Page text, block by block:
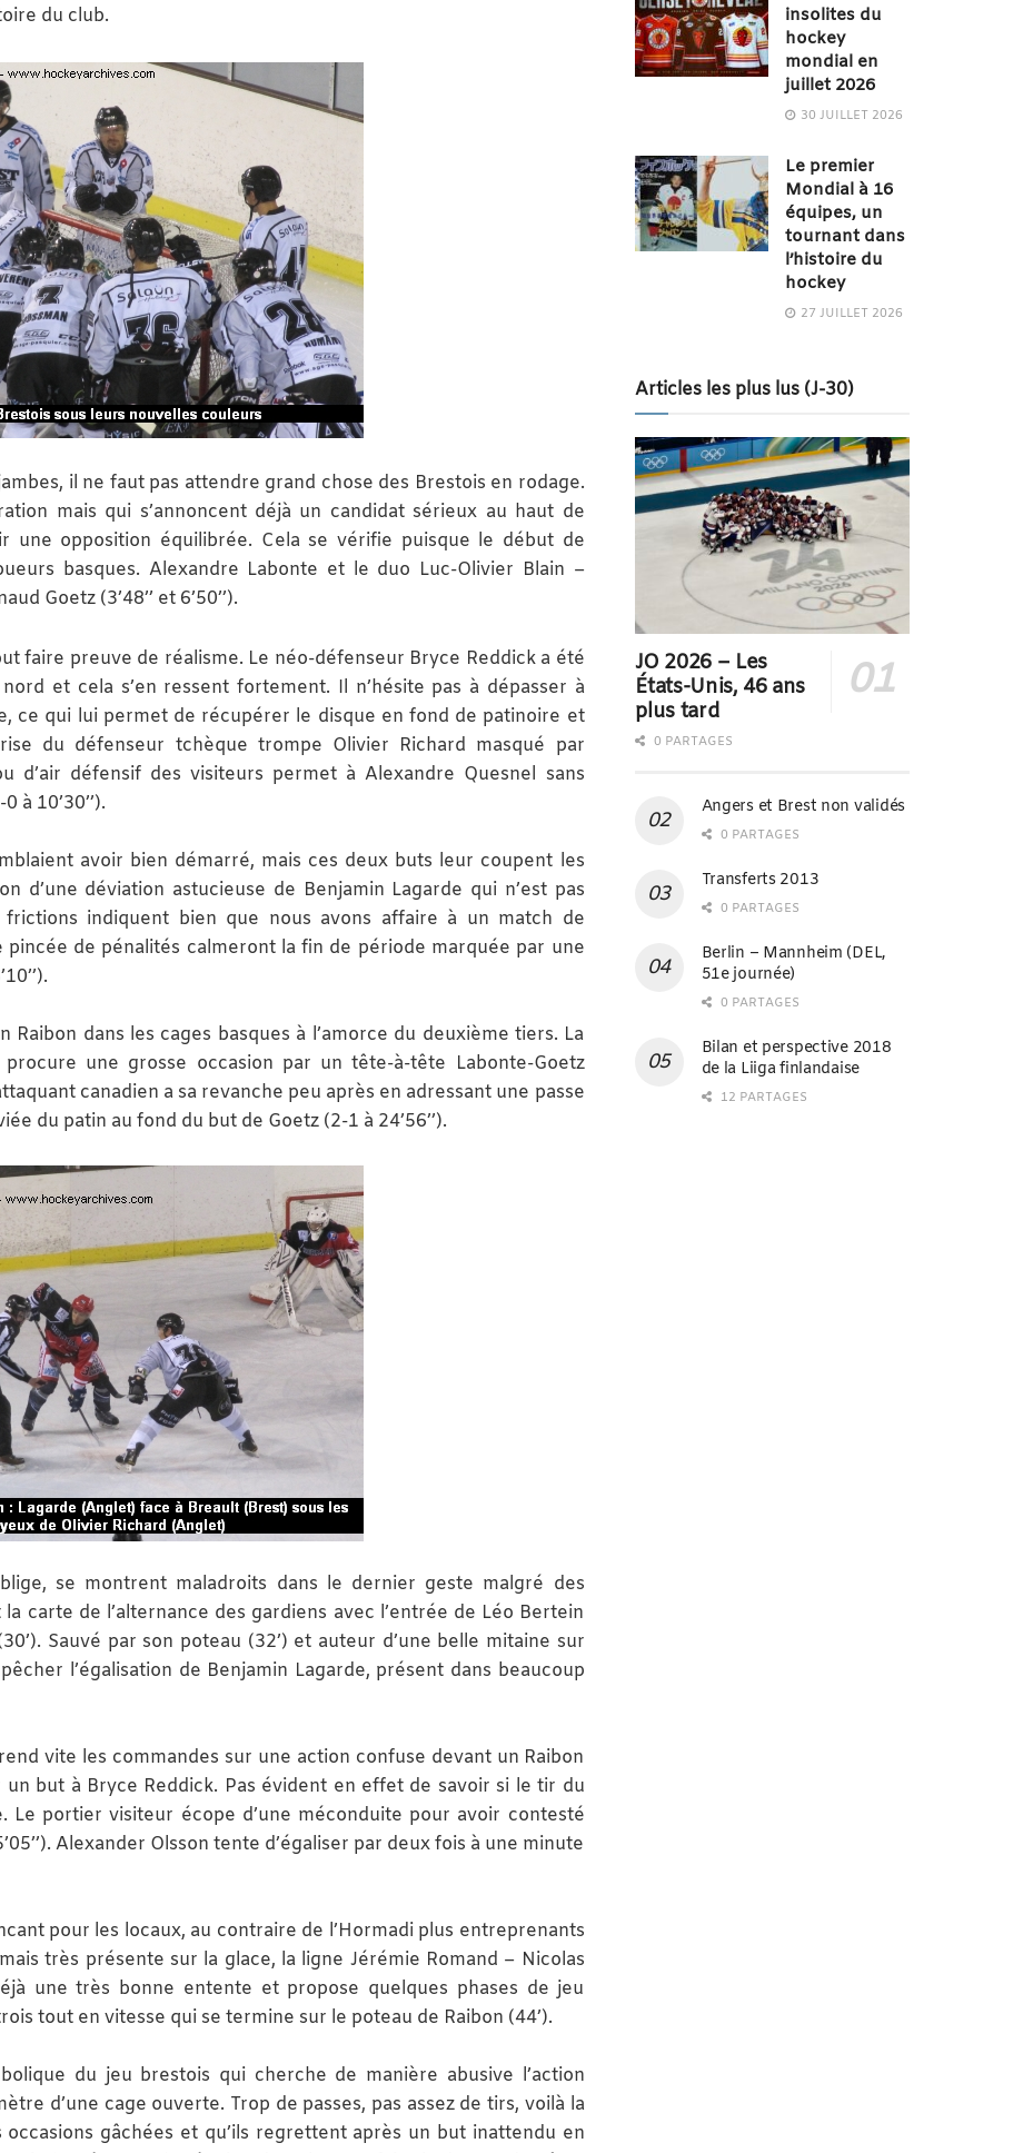
du club.
il ne faut pas attendre grand chose des Brestois en rodage.
mais qui s’annoncent déjà un candidat sérieux au haut de
une opposition équilibrée. Cela se vérifie puisque le début de
basques. Alexandre Labonte et le duo Luc-Olivier Blain –
Goetz (3’48’’ et 6’50’’).
faire preuve de réalisme. Le néo-défenseur Bryce Reddick a été
et cela s’en ressent fortement. Il n’hésite pas à dépasser à
ce qui lui permet de récupérer le disque en fond de patinoire et
du défenseur tchèque trompe Olivier Richard masqué par
d’air défensif des visiteurs permet à Alexandre Quesnel sans
10’30’’).
avoir bien démarré, mais ces deux buts leur coupent les
d’une déviation astucieuse de Benjamin Lagarde qui n’est pas
frictions indiquent bien que nous avons affaire à un match de
de pénalités calmeront la fin de période marquée par une
Raibon dans les cages basques à l’amorce du deuxième tiers. La
une grosse occasion par un tête-à-tête Labonte-Goetz
canadien a sa revanche peu après en adressant une passe
du patin au fond du but de Goetz (2-1 à 24’56’’).
se montrent maladroits dans le dernier geste malgré des
carte de l’alternance des gardiens avec l’entrée de Léo Bertein
Sauvé par son poteau (32’) et auteur d’une belle mitaine sur
l’égalisation de Benjamin Lagarde, présent dans beaucoup
vite les commandes sur une action confuse devant un Raibon
but à Bryce Reddick. Pas évident en effet de savoir si le tir du
Le portier visiteur écope d’une méconduite pour avoir contesté
Alexander Olsson tente d’égaliser par deux fois à une minute
pour les locaux, au contraire de l’Hormadi plus entreprenants
très présente sur la glace, la ligne Jérémie Romand – Nicolas
une très bonne entente et propose quelques phases de jeu
tout en vitesse qui se termine sur le poteau de Raibon (44’).
du jeu brestois qui cherche de manière abusive l’action
d’une cage ouverte. Trop de passes, pas assez de tirs, voilà la
gâchées et qu’ils regrettent après un but inattendu en
insolites du
hockey
mondial en
juillet 2026
30 JUILLET 2026
Le premier
Mondial à 16
équipes, un
tournant dans
l’histoire du
hockey
27 JUILLET 2026
Articles les plus lus (J-30)
JO 2026 – Les
États-Unis, 46 ans
plus tard
0 PARTAGES
Angers et Brest non validés
0 PARTAGES
Transferts 2013
0 PARTAGES
Berlin – Mannheim (DEL,
51e journée)
0 PARTAGES
Bilan et perspective 2018
de la Liiga finlandaise
12 PARTAGES